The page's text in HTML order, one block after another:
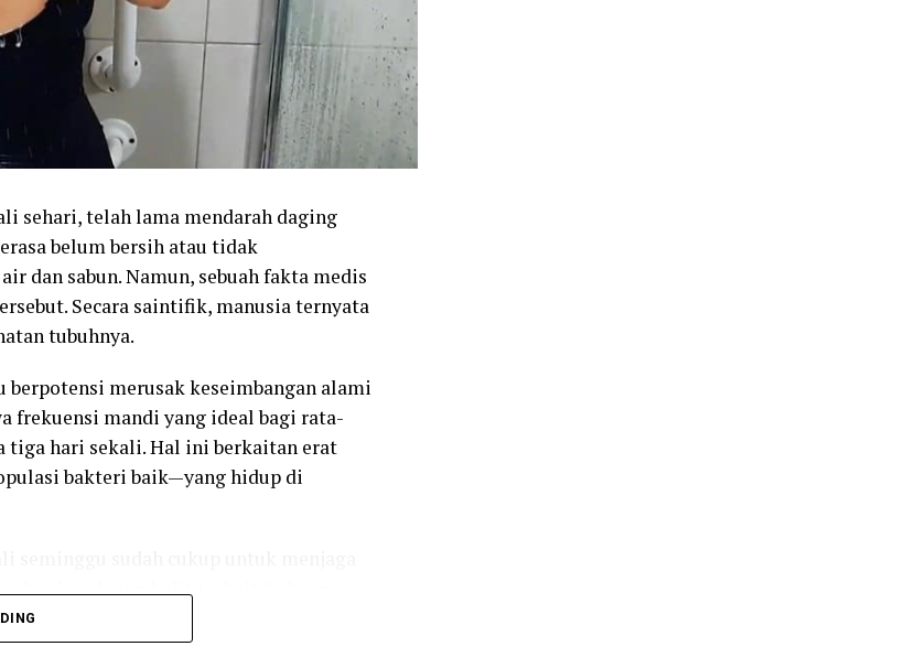
sehari, telah lama mendarah daging
belum bersih atau tidak
dan sabun. Namun, sebuah fakta medis
Secara saintifik, manusia ternyata
tubuhnya.
merusak keseimbangan alami
frekuensi mandi yang ideal bagi rata-
tiga hari sekali. Hal ini berkaitan erat
bakteri baik—yang hidup di
kesehatan kulit terkait frekuensi